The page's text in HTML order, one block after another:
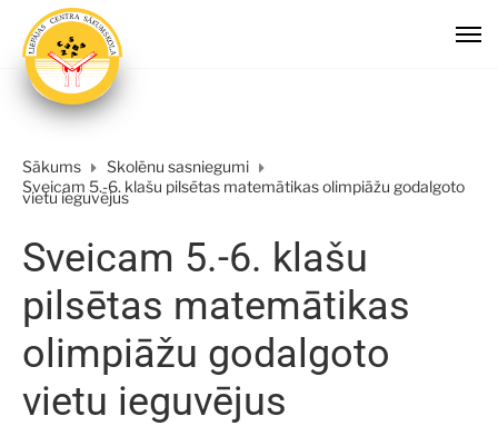
Sākums
Skolēnu sasniegumi
Sveicam 5.-6. klašu pilsētas matemātikas olimpiāžu godalgoto
vietu ieguvējus
Sveicam 5.-6. klašu
pilsētas matemātikas
olimpiāžu godalgoto
vietu ieguvējus